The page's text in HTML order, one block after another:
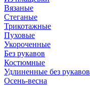
Вязаные
Стеганые
Трикотажные
Пуховые
Укороченные
Без рукавов
Костюмные
Удлиненные без рукавов
Осень-весна